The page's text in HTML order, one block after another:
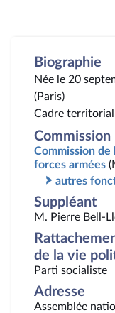
Biographie
Née le 20
(Paris)
Cadre territorial
Commission
Commission
forces armées
autres
Suppléant
M. Pierre Bell-
de la vie
Parti socialiste
Adresse
Assemblée